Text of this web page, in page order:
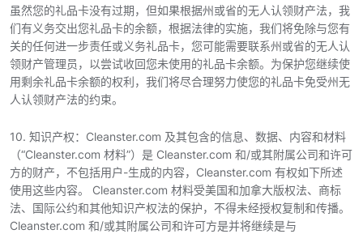
虽然您的礼品卡没有过期，但如果根据州或省的无人认领财产法，我
们有义务交出您礼品卡的余额，根据法律的实施，我们将免除与您有
关的任何进一步责任或义务礼品卡，您可能需要联系州或省的无人认
领财产管理员，以尝试收回您未使用的礼品卡余额。为保护您继续使
用剩余礼品卡余额的权利，我们将尽合理努力使您的礼品卡免受州无
人认领财产法的约束。
10. 知识产权：Cleanster.com 及其包含的信息、数据、内容和材料
（“Cleanster.com 材料”）是 Cleanster.com 和/或其附属公司和许可
方的财产，不包括用户-生成的内容，Cleanster.com 有权如下所述
使用这些内容。 Cleanster.com 材料受美国和加拿大版权法、商标
法、国际公约和其他知识产权法的保护，不得未经授权复制和传播。
Cleanster.com 和/或其附属公司和许可方是并将继续是与